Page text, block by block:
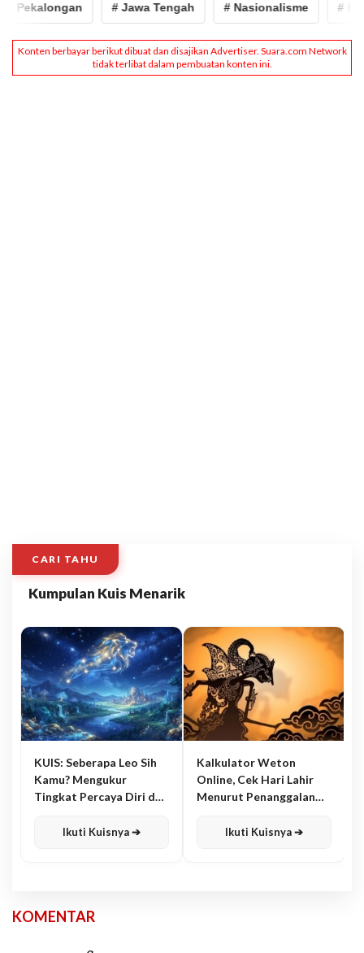
# Jawa Tengah # Nasionalisme # Hari
CARI TAHU
Kumpulan Kuis Menarik
KUIS: Seberapa Leo Sih
Kamu? Mengukur
Tingkat Percaya Diri dan
Ikuti Kuisnya ➔
Kalkulator Weton
Online, Cek Hari Lahir
Menurut Penanggalan
Ikuti Kuisnya ➔
KOMENTAR